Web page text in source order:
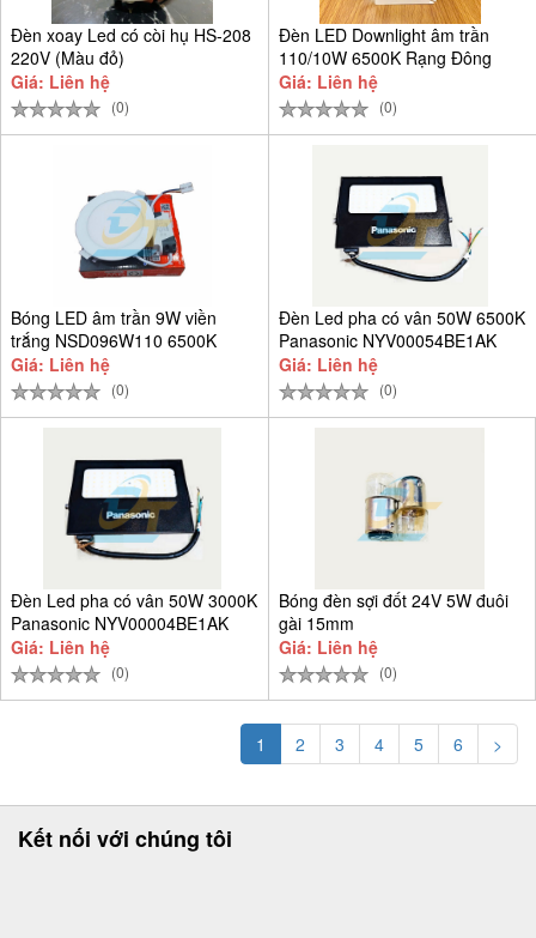
Đèn xoay Led có còi hụ HS-208
220V (Màu đỏ)
Giá: Liên hệ
(0)
Đèn LED Downlight âm trần
110/10W 6500K Rạng Đông
AT10
Giá: Liên hệ
(0)
Bóng LED âm trần 9W viền
trắng NSD096W110 6500K
Giá: Liên hệ
(0)
Đèn Led pha có vân 50W 6500K
Panasonic NYV00054BE1AK
Giá: Liên hệ
(0)
Đèn Led pha có vân 50W 3000K
Panasonic NYV00004BE1AK
Giá: Liên hệ
(0)
Bóng đèn sợi đốt 24V 5W đuôi
gài 15mm
Giá: Liên hệ
(0)
1 2 3 4 5 6 >
Kết nối với chúng tôi